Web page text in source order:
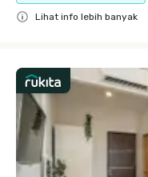
Lihat info lebih banyak